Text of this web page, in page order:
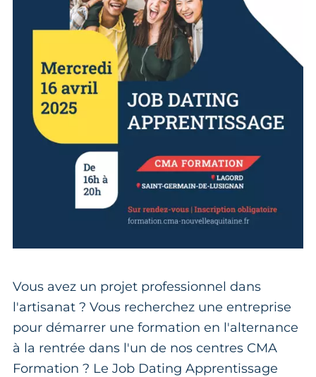
Vous avez un projet professionnel dans
l'artisanat ? Vous recherchez une entreprise
pour démarrer une formation en l'alternance
à la rentrée dans l'un de nos centres CMA
Formation ? Le Job Dating Apprentissage